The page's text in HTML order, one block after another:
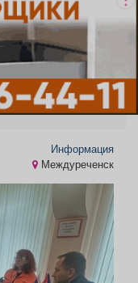
Информация
Междуреченск